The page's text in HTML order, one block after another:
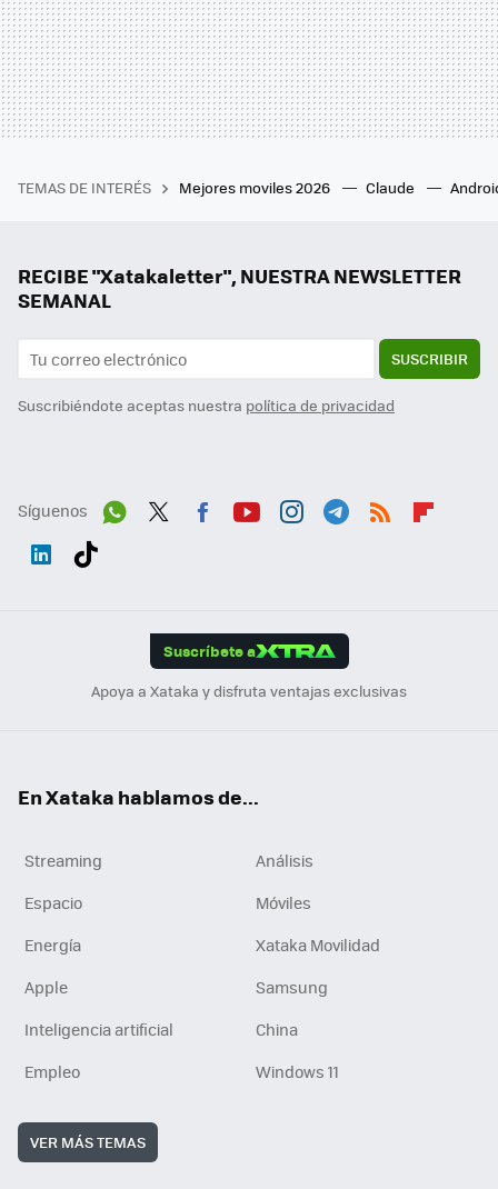
TEMAS DE INTERÉS Mejores moviles 2026 Claude
RECIBE "Xatakaletter", NUESTRA NEWSLETTER
SEMANAL
SUSCRIBIR
Suscribiéndote aceptas nuestra política de privacidad
Síguenos
Suscríbete a
Apoya a Xataka y disfruta ventajas exclusivas
En Xataka hablamos de...
Streaming
Análisis
Espacio
Móviles
Energía
Xataka Movilidad
Apple
Samsung
Inteligencia artificial
China
Empleo
Windows 11
VER MÁS TEMAS